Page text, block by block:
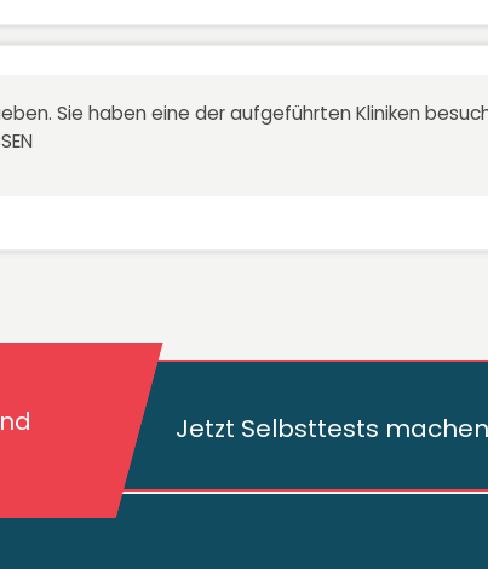
Sie haben eine der aufgeführten Kliniken
Jetzt Selbsttests